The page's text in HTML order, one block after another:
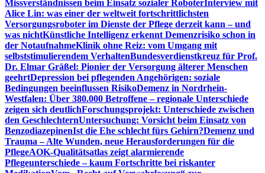
Missverständnissen beim Einsatz sozialer RoboterInterview mit
Alice Lin: was einer der weltweit fortschrittlichsten
Versorgungsroboter im Dienste der Pflege derzeit kann – und
was nichtKünstliche Intelligenz erkennt Demenzrisiko schon in
der NotaufnahmeKlinik ohne Reiz: vom Umgang mit
selbststimulierendem VerhaltenBundesverdienstkreuz für Prof.
Dr. Elmar Gräßel: Pionier der Versorgung älterer Menschen
geehrtDepression bei pflegenden Angehörigen: soziale
Bedingungen beeinflussen RisikoDemenz in Nordrhein-
Westfalen: Über 380.000 Betroffene – regionale Unterschiede
zeigen sich deutlichForschungsprojekt: Unterschiede zwischen
den GeschlechternUntersuchung: Vorsicht beim Einsatz von
BenzodiazepinenIst die Ehe schlecht fürs Gehirn?Demenz und
Trauma – Alte Wunden, neue Herausforderungen für die
PflegeAOK-Qualitätsatlas zeigt alarmierende
Pflegeunterschiede – kaum Fortschritte bei riskanter